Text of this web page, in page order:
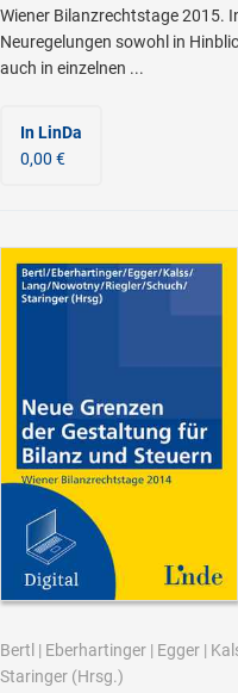
Wiener Bilanzrechtstage 2015.
Neuregelungen sowohl in
auch in einzelnen ...
In LinDa
0,00 €
Bertl | Eberhartinger | Egger |
Staringer (Hrsg.)